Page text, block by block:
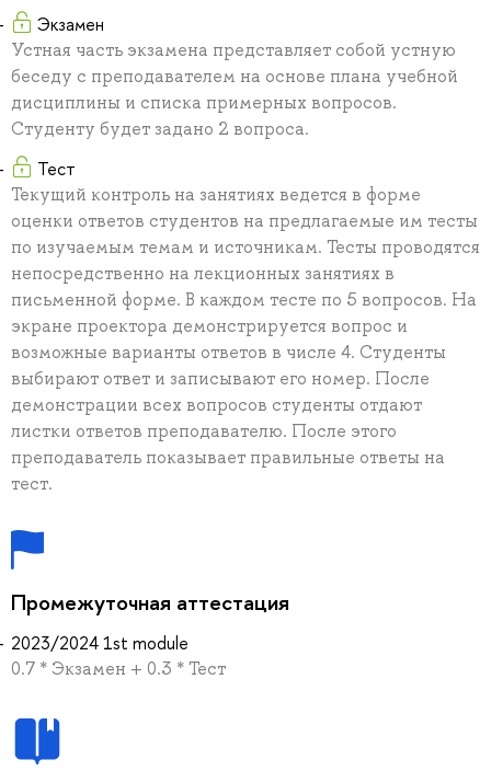
Экзамен
Устная часть экзамена представляет собой устную
беседу с преподавателем на основе плана учебной
дисциплины и списка примерных вопросов.
Студенту будет задано 2 вопроса.
Тест
Текущий контроль на занятиях ведется в форме
оценки ответов студентов на предлагаемые им тесты
по изучаемым темам и источникам. Тесты проводятся
непосредственно на лекционных занятиях в
письменной форме. В каждом тесте по 5 вопросов. На
экране проектора демонстрируется вопрос и
возможные варианты ответов в числе 4. Студенты
выбирают ответ и записывают его номер. После
демонстрации всех вопросов студенты отдают
листки ответов преподавателю. После этого
преподаватель показывает правильные ответы на
тест.
Промежуточная аттестация
2023/2024 1st module
0.7 * Экзамен + 0.3 * Тест